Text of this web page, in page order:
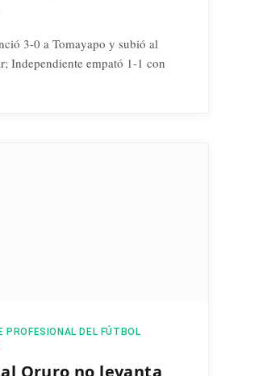
3-0 a Tomayapo y subió al
Independiente empató 1-1 con
PROFESIONAL DEL FÚTBOL
Oruro no levanta